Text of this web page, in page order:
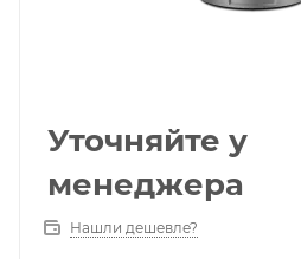
Уточняйте у
менеджера
Нашли дешевле?